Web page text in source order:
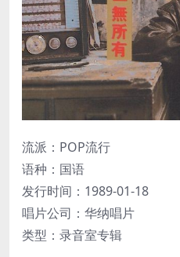
流派：POP流行
语种：国语
发行时间：1989-01-18
唱片公司：华纳唱片
类型：录音室专辑